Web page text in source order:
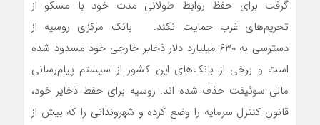
گرفت برای حفظ روابط طولانی مدت خود با مسکو از
تحریم‌های غرب حمایت نکند. بانک مرکزی روسیه از
دسترسی به ۶۳۰ میلیارد دلار ذخایر خارجی خود مسدود شده
است و برخی از بانک‌های این کشور از سیستم پیام‌رسانی
مالی سوئیفت حذف شده اند. روسیه برای حفظ ذخایر خود،
قانون کنترل سرمایه را وضع کرده و شهروندانی را که بیش از